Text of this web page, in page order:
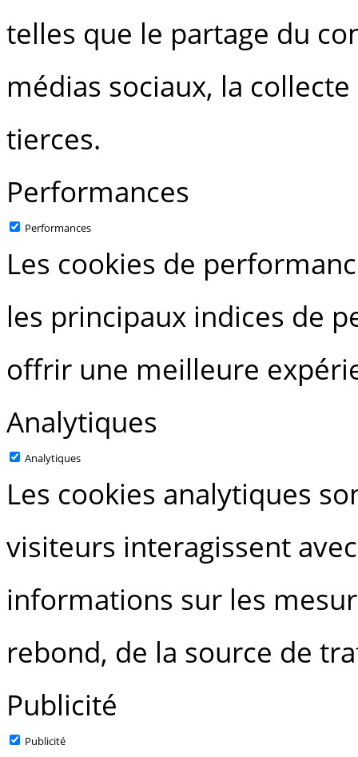
telles que le partage du
médias sociaux, la
tierces.
Performances
Performances
Les cookies de
les principaux indices de
offrir une meilleure
Analytiques
Analytiques
Les cookies analytiques
visiteurs interagissent
informations sur les
rebond, de la source de
Publicité
Publicité